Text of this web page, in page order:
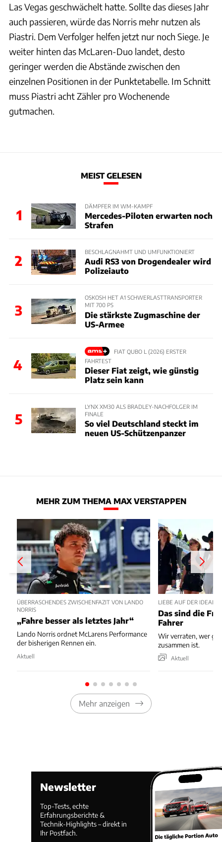
Las Vegas geschwächelt hatte. Sollte das dieses Jahr
auch passieren, würde das Norris mehr nutzen als
Piastri. Dem Verfolger helfen jetzt nur noch Siege. Je
weiter hinten das McLaren-Duo landet, desto
geringer werden die Abstände zwischen den
einzelnen Positionen in der Punktetabelle. Im Schnitt
muss Piastri acht Zähler pro Wochenende
gutmachen.
MEIST GELESEN
1
DÄMPFER IM WM-KAMPF
Mercedes-Piloten erwarten noch
Strafen
2
BESCHLAGNAHMT UND UMFUNKTIONIERT
Audi RS3 von Drogendealer wird
Polizeiauto
3
OSKOSH HET A1 SCHWERLASTTRANSPORTER
MIT 700 PS
Die stärkste Zugmaschine der
US-Armee
4
FIAT QUBO L (2026) ERSTER
FAHRTEST
Dieser Fiat zeigt, wie günstig
Platz sein kann
5
LYNX XM30 ALS BRADLEY-NACHFOLGER IM
FINALE
So viel Deutschland steckt im
neuen US-Schützenpanzer
MEHR ZUM THEMA MAX VERSTAPPEN
ÜBERRASCHENDES ZWISCHENFAZIT VON LANDO
NORRIS
„Fahre besser als letztes Jahr“
Lando Norris ordnet McLarens Performance
der bisherigen Rennen ein.
Aktuell
LIEBE AUF DER
Das sind die
Fahrer
Wir verraten, wer
zusammen ist.
Aktuell
Mehr anzeigen
Newsletter
Top-Tests, echte
Erfahrungsberichte &
Technik-Highlights – direkt in
Ihr Postfach.